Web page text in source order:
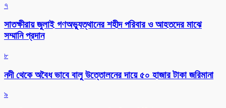
৭
সাতক্ষীরায় জুলাই গণঅভ্যুত্থানের শহীদ পরিবার ও আহতদের মাঝে
সম্মানি প্রদান
৮
নদী থেকে অবৈধ ভাবে বালু উত্তোলনের দায়ে ৫০ হাজার টাকা জরিমানা
৯